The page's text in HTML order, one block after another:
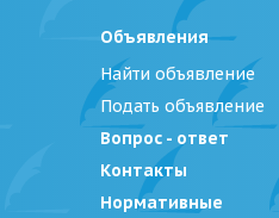
Объявления
Найти объявление
Подать объявление
Вопрос - ответ
Контакты
Нормативные